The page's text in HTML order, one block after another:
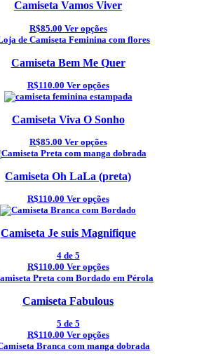
Camiseta Vamos Viver
R$85.00 Ver opções
Camiseta Bem Me Quer
R$110.00 Ver opções
Camiseta Viva O Sonho
R$85.00 Ver opções
Camiseta Oh LaLa (preta)
R$110.00 Ver opções
Camiseta Je suis Magnifique
4de 5
R$110.00 Ver opções
Camiseta Fabulous
5 de 5
R$110.00 Ver opções